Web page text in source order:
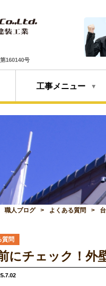
160140号
工事メニュー
職人ブログ よくある質問
質問
にチェック！外